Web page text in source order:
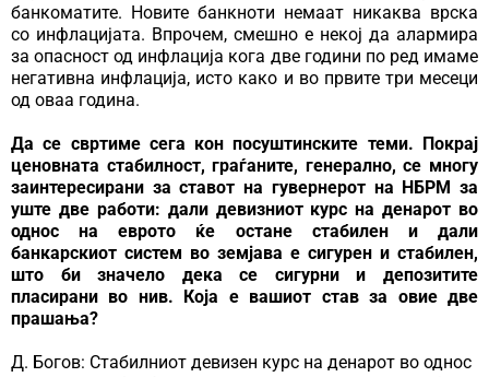
банкоматите. Новите банкноти немаат никаква врска
со инфлацијата. Впрочем, смешно е некој да алармира
за опасност од инфлација кога две години по ред имаме
негативна инфлација, исто како и во првите три месеци
од оваа година.
Да се свртиме сега кон посуштинските теми. Покрај
ценовната стабилност, граѓаните, генерално, се многу
заинтересирани за ставот на гувернерот на НБРМ за
уште две работи: дали девизниот курс на денарот во
однос на еврото ќе остане стабилен и дали
банкарскиот систем во земјава е сигурен и стабилен,
што би значело дека се сигурни и депозитите
пласирани во нив. Која е вашиот став за овие две
прашања?
Д. Богов: Стабилниот девизен курс на денарот во однос